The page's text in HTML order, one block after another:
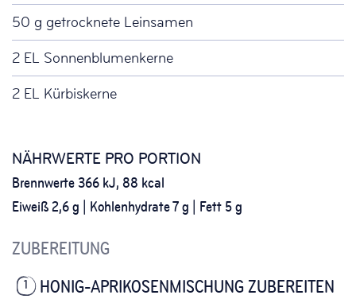
50 g getrocknete Leinsamen
2 EL Sonnenblumenkerne
2 EL Kürbiskerne
NÄHRWERTE PRO PORTION
Brennwerte 366 kJ, 88 kcal
Eiweiß 2,6 g | Kohlenhydrate 7 g | Fett 5 g
ZUBEREITUNG
1 HONIG-APRIKOSENMISCHUNG ZUBEREITEN